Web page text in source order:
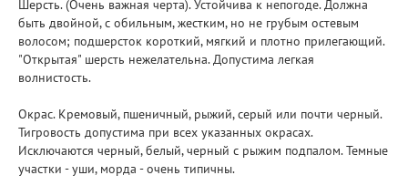
Шерсть. (Очень важная черта). Устойчива к непогоде. Должна
быть двойной, с обильным, жестким, но не грубым остевым
волосом; подшерсток короткий, мягкий и плотно прилегающий.
"Открытая" шерсть нежелательна. Допустима легкая
волнистость.
Окрас. Кремовый, пшеничный, рыжий, серый или почти черный.
Тигровость допустима при всех указанных окрасах.
Исключаются черный, белый, черный с рыжим подпалом. Темные
участки - уши, морда - очень типичны.